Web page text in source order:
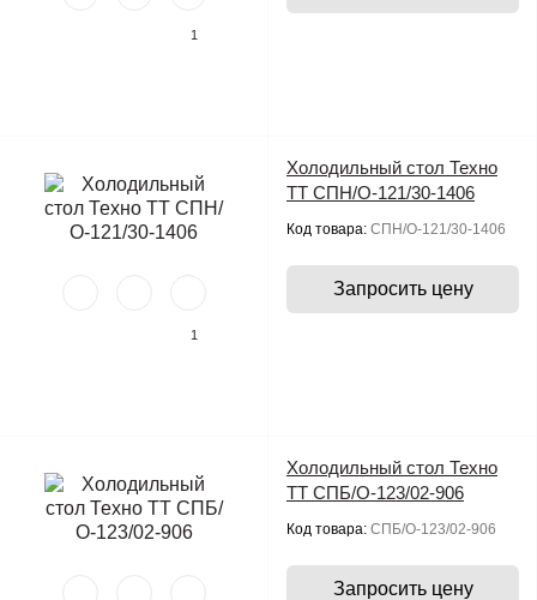
1
1
Холодильный стол Техно
ТТ СПН/О-121/30-1406
Код товара: СПН/О-121/30-1406
Запросить цену
Холодильный стол Техно
ТТ СПБ/О-123/02-906
Код товара: СПБ/О-123/02-906
Запросить цену